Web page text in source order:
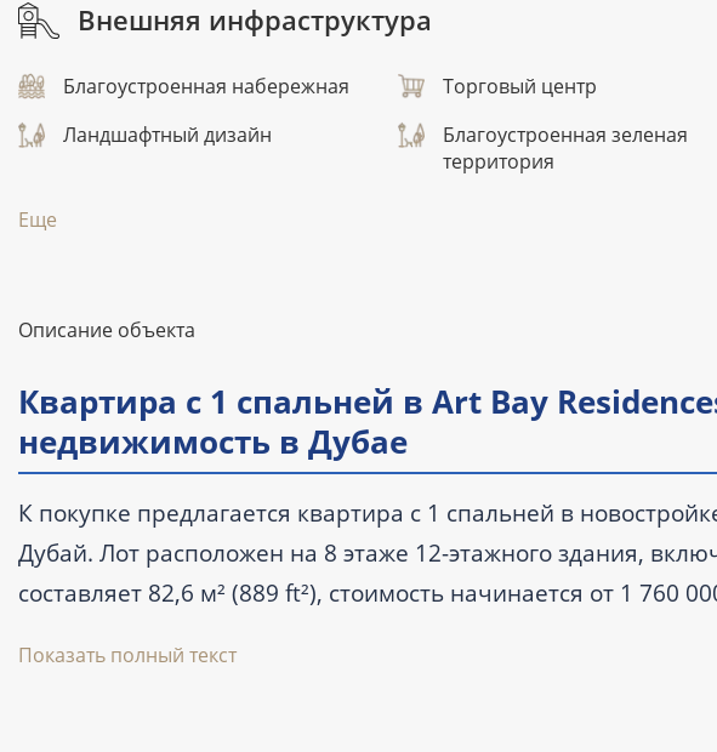
Внешняя инфраструктура
Благоустроенная набережная Торговый центр
Ландшафтный дизайн
Благоустроенная зеленая
территория
Еще
Описание объекта
Квартира с 1 спальней в Art Bay
недвижимость в Дубае
К покупке предлагается квартира с 1 спальней в
Дубай. Лот расположен на 8 этаже 12-этажного здания,
составляет 82,6 м² (889 ft²), стоимость начинается от 1 760
Показать полный текст